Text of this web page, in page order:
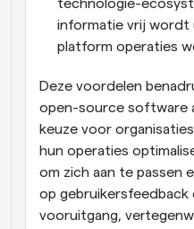
technologie-
informatie vrij wordt
platform operaties
Deze voordelen
open-source software
keuze voor
hun operaties
om zich aan te passen
op
vooruitgang,